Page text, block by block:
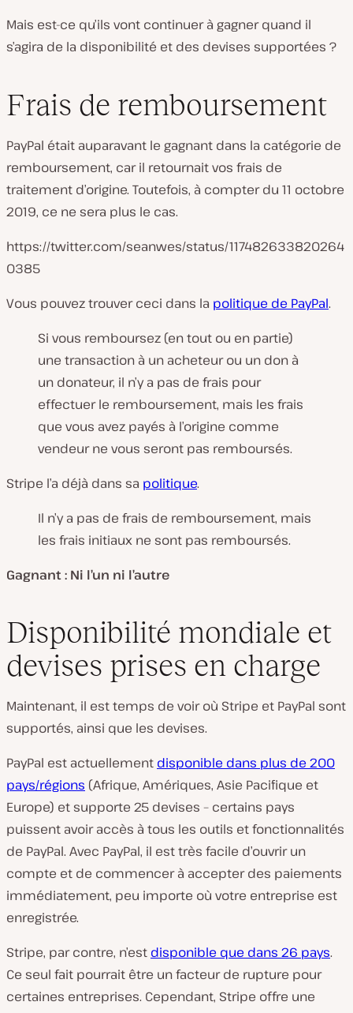
Mais est-ce qu’ils vont continuer à gagner quand il
s’agira de la disponibilité et des devises supportées ?
Frais de remboursement
PayPal était auparavant le gagnant dans la catégorie de
remboursement, car il retournait vos frais de
traitement d’origine. Toutefois, à compter du 11 octobre
2019, ce ne sera plus le cas.
https://twitter.com/seanwes/status/117482633820264
0385
Vous pouvez trouver ceci dans la politique de PayPal.
Si vous remboursez (en tout ou en partie)
une transaction à un acheteur ou un don à
un donateur, il n’y a pas de frais pour
effectuer le remboursement, mais les frais
que vous avez payés à l’origine comme
vendeur ne vous seront pas remboursés.
Stripe l’a déjà dans sa politique.
Il n’y a pas de frais de remboursement, mais
les frais initiaux ne sont pas remboursés.
Gagnant : Ni l’un ni l’autre
Disponibilité mondiale et
devises prises en charge
Maintenant, il est temps de voir où Stripe et PayPal sont
supportés, ainsi que les devises.
PayPal est actuellement disponible dans plus de 200
pays/régions (Afrique, Amériques, Asie Pacifique et
Europe) et supporte 25 devises – certains pays
puissent avoir accès à tous les outils et fonctionnalités
de PayPal. Avec PayPal, il est très facile d’ouvrir un
compte et de commencer à accepter des paiements
immédiatement, peu importe où votre entreprise est
enregistrée.
Stripe, par contre, n’est disponible que dans 26 pays.
Ce seul fait pourrait être un facteur de rupture pour
certaines entreprises. Cependant, Stripe offre une